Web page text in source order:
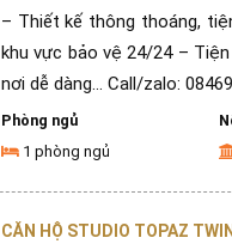
– Thiết kế thông thoáng,
khu vực bảo vệ 24/24 –
nơi dễ dàng… Call/zalo:
Phòng ngủ
1 phòng ngủ
CĂN HỘ STUDIO TOPAZ